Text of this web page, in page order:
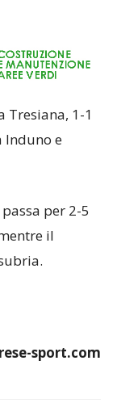
Tresiana, 1-1
Induno e
per 2-5
il
sport.com